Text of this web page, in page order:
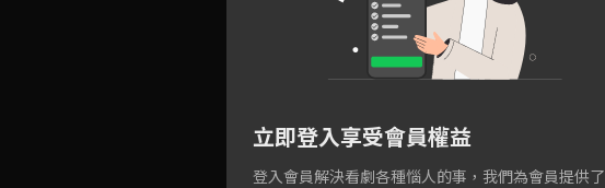
立即登入享受會員權益
登入會員解決看劇各種惱人的事，我們為會員提供了